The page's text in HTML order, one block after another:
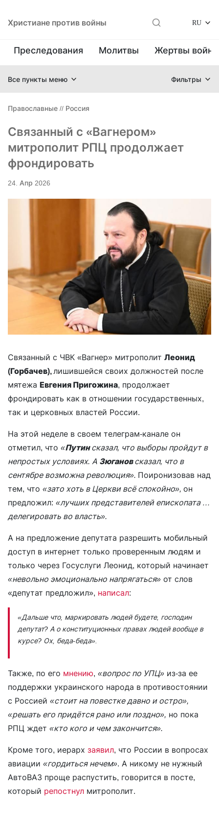
Христиане против войны RU
Преследования Молитвы Жертвы
Все пункты меню Фильтры
Православные // Россия
Связанный с «Вагнером»
митрополит РПЦ продолжает
фрондировать
24. Апр 2026
Связанный с ЧВК «Вагнер» митрополит Леонид
(Горбачев),лишившейся своих должностей после
мятежа Евгения Пригожина, продолжает
фрондировать как в отношении государственных,
так и церковных властей России.
На этой неделе в своем телеграм-канале он
отметил, что «Путинсказал, что выборы пройдут в
непростых условиях. А Зюгановсказал, что в
сентябре возможна революция». Поиронизовав над
тем, что «зато хоть в Церкви всё спокойно», он
предложил: «лучших представителей епископата …
делегировать во власть».
А на предложение депутата разрешить мобильный
доступ в интернет только проверенным людям и
только через Госуслуги Леонид, который начинает
«невольно эмоционально напрягаться» от слов
«депутат предложил», написал:
«Дальше что, маркировать людей будете, господин
депутат? А о конституционных правах людей вообще в
курсе? Ох, беда-беда».
Также, по его мнению, «вопрос по УПЦ» из-за ее
поддержки украинского народа в противостоянии
с Россией «стоит на повестке давно и остро»,
«решать его придётся рано или поздно», но пока
РПЦ ждет «кто кого и чем закончится».
Кроме того, иерарх заявил, что России в вопросах
авиации «гордиться нечем». А никому не нужный
АвтоВАЗ проще распустить, говорится в посте,
который репостнул митрополит.